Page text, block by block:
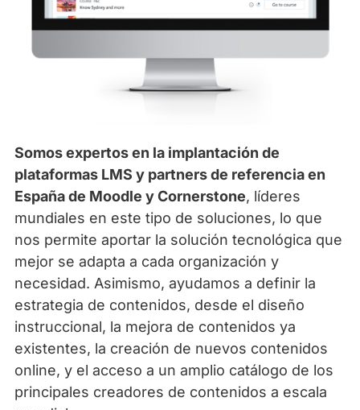
Somos expertos en la implantación de
plataformas LMS y partners de referencia en
España de Moodle y Cornerstone, líderes
mundiales en este tipo de soluciones, lo que
nos permite aportar la solución tecnológica que
mejor se adapta a cada organización y
necesidad. Asimismo, ayudamos a definir la
estrategia de contenidos, desde el diseño
instruccional, la mejora de contenidos ya
existentes, la creación de nuevos contenidos
online, y el acceso a un amplio catálogo de los
principales creadores de contenidos a escala